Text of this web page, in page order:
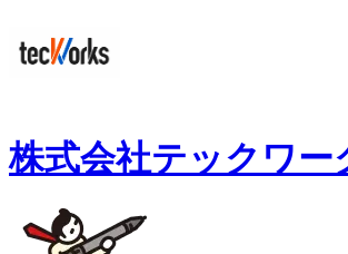
株式会社テックワー